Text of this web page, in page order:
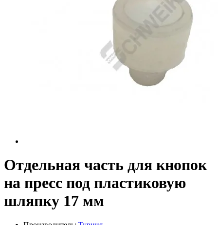
Отдельная часть для кнопок
на пресс под пластиковую
шляпку 17 мм